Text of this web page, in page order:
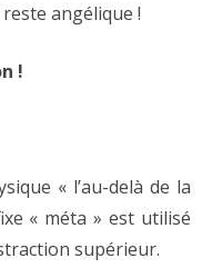
angélique !
!
« l’au-delà de la
« méta » est utilisé
supérieur.